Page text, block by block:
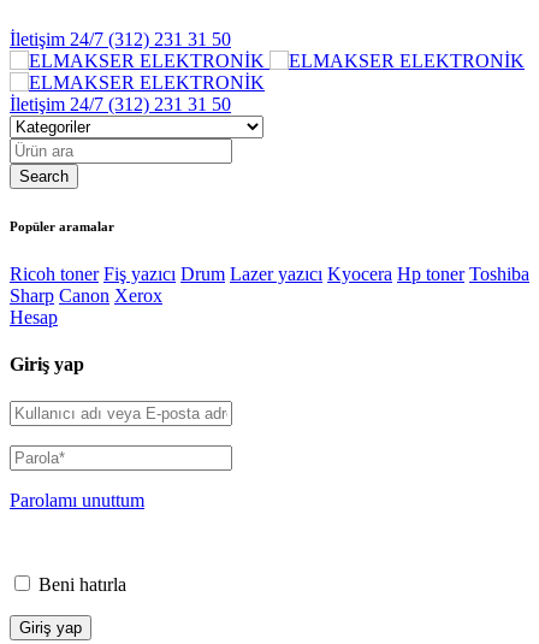
İletişim 24/7 (312) 231 31 50
İletişim 24/7 (312) 231 31 50
Popüler aramalar
Ricoh toner Fiş yazıcı Drum Lazer yazıcı Kyocera Hp toner Toshiba
Sharp Canon Xerox
Hesap
Giriş yap
Parolamı unuttum
Beni hatırla